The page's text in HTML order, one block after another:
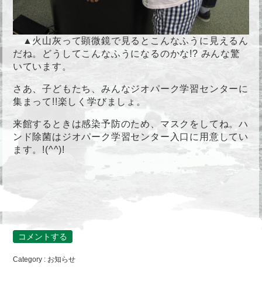
▲火山灰って顕微鏡で見るとこんなふうに見えるん
だね。どうしてこんなふうになるのかな!? みんな驚
いています。
さあ、子どもたち、みんなジオパーク学習センターに
集まって!!楽しく学びましょ。
来館するときは感染予防のため、マスクをしてね。ハ
ンド除菌はジオパーク学習センター入口に用意してい
ます。!(^^)!
コメントする
Category : お知らせ